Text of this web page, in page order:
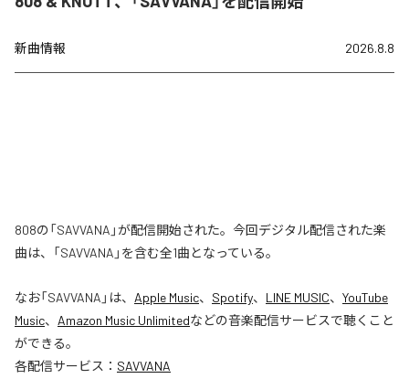
新曲情報 2026.8.8
808の「SAVVANA」が配信開始された。今回デジタル配信された楽
曲は、「SAVVANA」を含む全1曲となっている。
なお「SAVVANA 」は、 Apple Music、 Spotify、 LINE MUSIC、 YouTube
Music、 Amazon Music Unlimitedなどの音楽配信サービスで聴くこと
ができる。
各配信サービス： SAVVANA